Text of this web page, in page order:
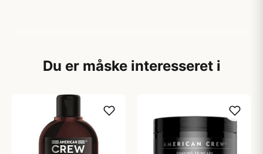
Du er måske interesseret i